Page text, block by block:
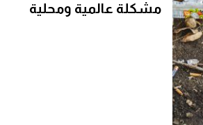
مشكلة عالمية ومحلية